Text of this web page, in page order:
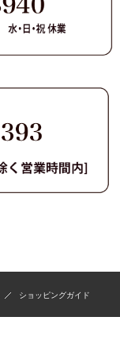
ショッピングガイド